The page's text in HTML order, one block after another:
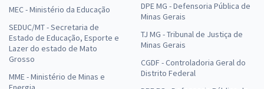
MEC - Ministério da Educação
SEDUC/MT - Secretaria de
Estado de Educação, Esporte e
Lazer do estado de Mato
Grosso
MME - Ministério de Minas e
DPE MG - Defensoria Pública de
Minas Gerais
TJ MG - Tribunal de Justiça de
Minas Gerais
CGDF - Controladoria Geral do
Distrito Federal